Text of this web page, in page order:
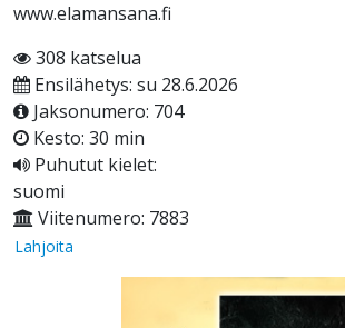
www.elamansana.fi
308 katselua
Ensilähetys: su 28.6.2026
Jaksonumero: 704
Kesto: 30 min
Puhutut kielet:
suomi
Viitenumero: 7883
Lahjoita